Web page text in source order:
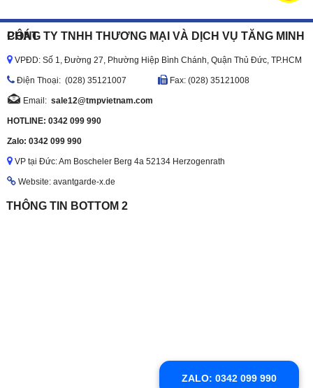
CÔNG TY TNHH THƯƠNG MẠI VÀ DỊCH VỤ TĂNG MINH PHÁT
VPĐD: Số 1, Đường 27, Phường Hiệp Bình Chánh, Quận Thủ Đức, TP.HCM
Ðiện Thoại: (028) 35121007 Fax: (028) 35121008
Email: sale12@tmpvietnam.com
HOTLINE: 0342 099 990
Zalo: 0342 099 990
VP tại Đức: Am Boscheler Berg 4a 52134 Herzogenrath
Website: avantgarde-x.de
THÔNG TIN BOTTOM 2
ZALO: 0342 099 990